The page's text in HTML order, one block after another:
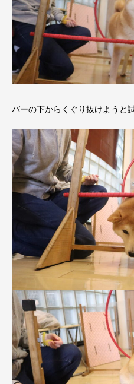
バーの下からくぐり抜けようと